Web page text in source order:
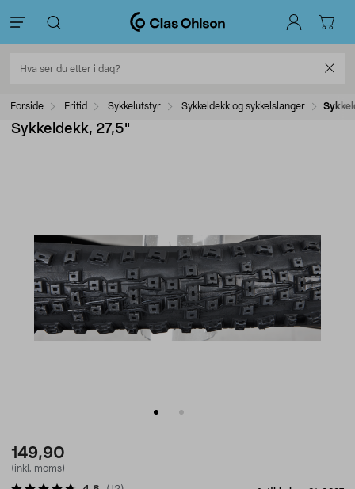
Forside Fritid Sykkelutstyr Sykkeldekk og sykkelslanger
Sykkeldekk, 27,5"
149,90
(inkl. moms)